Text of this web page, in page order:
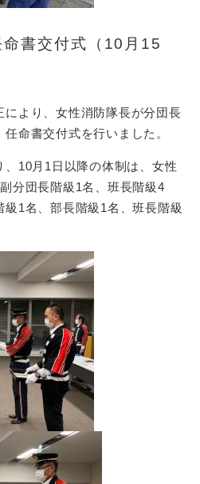
書交付式（10月15
より、女性消防隊長が分団長
命書交付式を行いました。
10月1日以降の体制は、女性
分団長階級1名、班長階級4
1名、部長階級1名、班長階級